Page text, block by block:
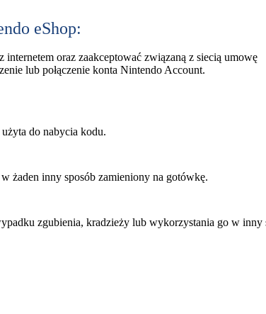
eShop:
oraz zaakceptować związaną z siecią umowę
lub połączenie konta Nintendo Account.
do nabycia kodu.
żaden inny sposób zamieniony na gotówkę.
zgubienia, kradzieży lub wykorzystania go w inny